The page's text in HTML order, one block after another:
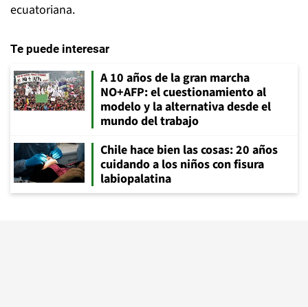
ecuatoriana.
Te puede interesar
A 10 años de la gran marcha
NO+AFP: el cuestionamiento al
modelo y la alternativa desde el
mundo del trabajo
Chile hace bien las cosas: 20 años
cuidando a los niños con fisura
labiopalatina